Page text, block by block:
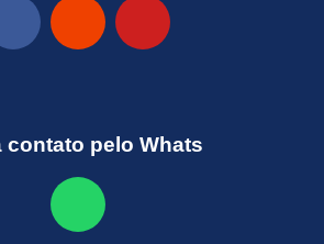
contato pelo Whats